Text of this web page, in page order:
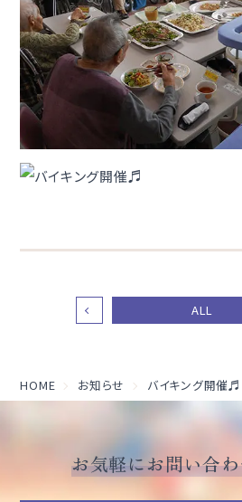
ALL
HOME お知らせ バイキング開催♬
お気軽にお問い合